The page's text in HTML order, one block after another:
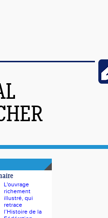
L'ouvrage
richement
illustré, qui
retrace
l’Histoire de la